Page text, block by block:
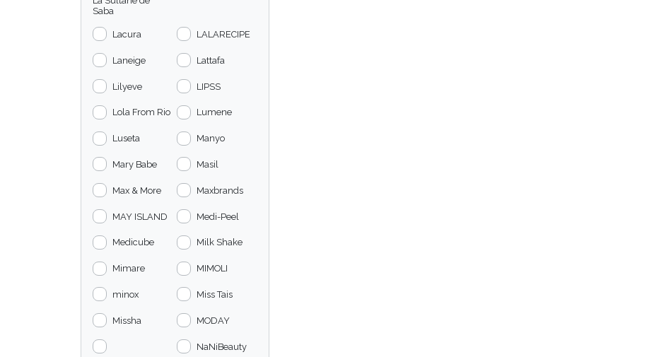
Saba
Lacura LALARECIPE
Laneige Lattafa
Lilyeve LIPSS
Lola From Rio Lumene
Luseta Manyo
Mary Babe Masil
Max & More Maxbrands
MAY ISLAND Medi-Peel
Medicube Milk Shake
Mimare MIMOLI
minox Miss Tais
Missha MODAY
NaNiBeauty